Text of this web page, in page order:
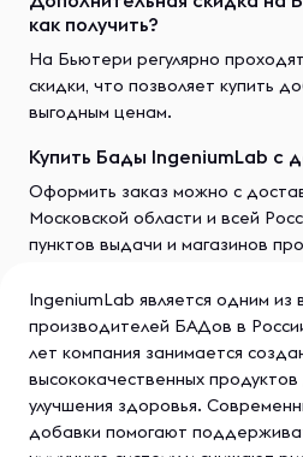
как получить?
На Бьютери регулярно
скидки, что позволяет купить
выгодным ценам.
Купить Бады IngeniumLab с
Оформить заказ можно с
Московской области и всей
пунктов выдачи и магазинов
IngeniumLab является одним из
производителей БАДов в
лет компания занимается
высококачественных
улучшения здоровья.
добавки помогают